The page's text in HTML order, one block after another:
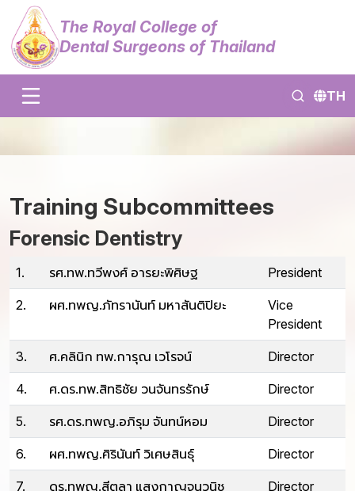
The Royal College of
Dental Surgeons of Thailand
TH
Training Subcommittees
Forensic Dentistry
1. รศ.ทพ.ทวีพงศ์ อารยะพิศิษฐ President
2. ผศ.ทพญ.ภัทรานันท์ มหาสันติปิยะ
Vice
President
3. ศ.คลินิก ทพ.การุณ เวโรจน์ Director
4. ศ.ดร.ทพ.สิทธิชัย วนจันทรรักษ์ Director
5. รศ.ดร.ทพญ.อภิรุม จันทน์หอม Director
6. ผศ.ทพญ.ศิรินันท์ วิเศษสินธุ์ Director
7. ดร.ทพญ.สีตลา แสงกาญจนวนิช Director